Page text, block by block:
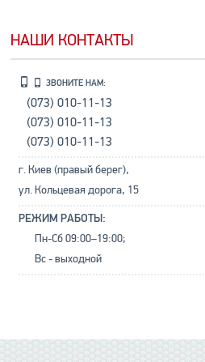
НАШИ КОНТАКТЫ
ЗВОНИТЕ НАМ:
(073) 010-11-13
(073) 010-11-13
(073) 010-11-13
г. Киев (правый берег),
ул. Кольцевая дорога, 15
РЕЖИМ РАБОТЫ:
Пн-Сб 09:00–19:00;
Вс - выходной